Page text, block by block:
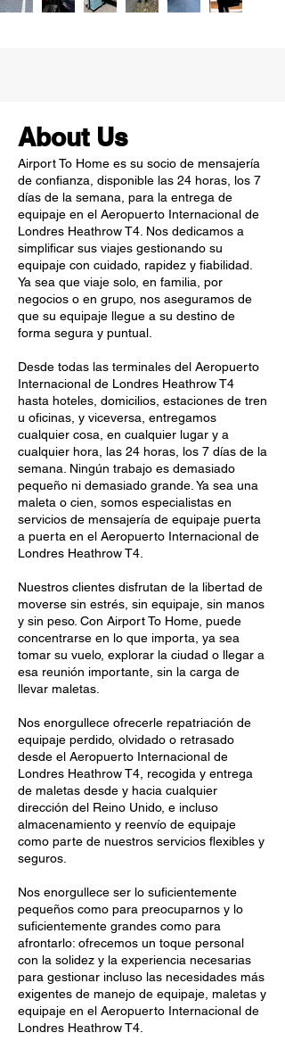
About Us
Airport To Home es su socio de mensajería
de confianza, disponible las 24 horas, los 7
días de la semana, para la entrega de
equipaje en el Aeropuerto Internacional de
Londres Heathrow T4. Nos dedicamos a
simplificar sus viajes gestionando su
equipaje con cuidado, rapidez y fiabilidad.
Ya sea que viaje solo, en familia, por
negocios o en grupo, nos aseguramos de
que su equipaje llegue a su destino de
forma segura y puntual.
Desde todas las terminales del Aeropuerto
Internacional de Londres Heathrow T4
hasta hoteles, domicilios, estaciones de tren
u oficinas, y viceversa, entregamos
cualquier cosa, en cualquier lugar y a
cualquier hora, las 24 horas, los 7 días de la
semana. Ningún trabajo es demasiado
pequeño ni demasiado grande. Ya sea una
maleta o cien, somos especialistas en
servicios de mensajería de equipaje puerta
a puerta en el Aeropuerto Internacional de
Londres Heathrow T4.
Nuestros clientes disfrutan de la libertad de
moverse sin estrés, sin equipaje, sin manos
y sin peso. Con Airport To Home, puede
concentrarse en lo que importa, ya sea
tomar su vuelo, explorar la ciudad o llegar a
esa reunión importante, sin la carga de
llevar maletas.
Nos enorgullece ofrecerle repatriación de
equipaje perdido, olvidado o retrasado
desde el Aeropuerto Internacional de
Londres Heathrow T4, recogida y entrega
de maletas desde y hacia cualquier
dirección del Reino Unido, e incluso
almacenamiento y reenvío de equipaje
como parte de nuestros servicios flexibles y
seguros.
Nos enorgullece ser lo suficientemente
pequeños como para preocuparnos y lo
suficientemente grandes como para
afrontarlo: ofrecemos un toque personal
con la solidez y la experiencia necesarias
para gestionar incluso las necesidades más
exigentes de manejo de equipaje, maletas y
equipaje en el Aeropuerto Internacional de
Londres Heathrow T4.